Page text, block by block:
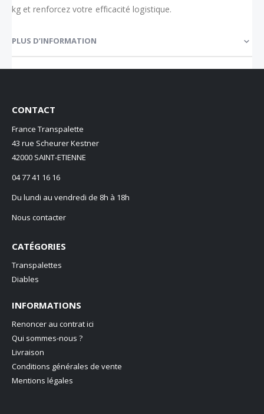
kg et renforcez votre efficacité logistique.
PLUS D’INFORMATION
CONTACT
France Transpalette
43 rue Scheurer Kestner
42000 SAINT-ETIENNE
04 77 41 16 16
Du lundi au vendredi de 8h à 18h
Nous contacter
CATÉGORIES
Transpalettes
Diables
INFORMATIONS
Renoncer au contrat ici
Qui sommes-nous ?
Livraison
Conditions générales de vente
Mentions légales